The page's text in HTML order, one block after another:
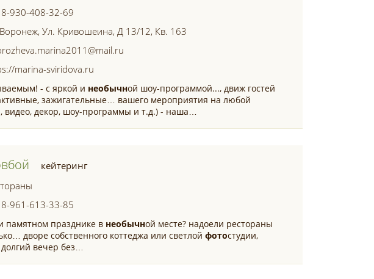
8-930-408-32-69
Ул. Кривошеина, Д 13/12, Кв. 163
marina-sviridova.ru
- с яркой и необычной шоу-программой..., движ гостей
зажигательные… вашего мероприятия на любой
, видео, декор, шоу-программы и т.д.) - наша…
кейтеринг
8-961-613-33-85
памятном празднике в необычной месте? надоели рестораны
дворе собственного коттеджа или светлойфотостудии,
вечер без…